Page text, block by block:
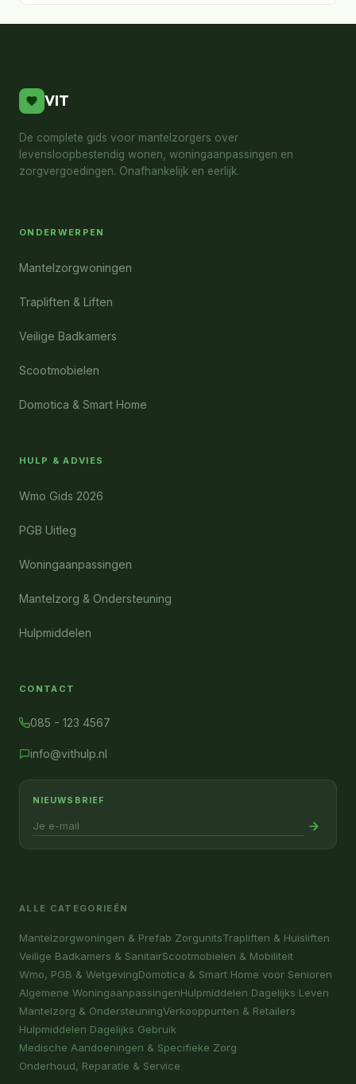
VIT
De complete gids voor mantelzorgers over
levensloopbestendig wonen, woningaanpassingen en
zorgvergoedingen. Onafhankelijk en eerlijk.
ONDERWERPEN
Mantelzorgwoningen
Trapliften & Liften
Veilige Badkamers
Scootmobielen
Domotica & Smart Home
HULP & ADVIES
Wmo Gids 2026
PGB Uitleg
Woningaanpassingen
Mantelzorg & Ondersteuning
Hulpmiddelen
CONTACT
085 - 123 4567
info@vithulp.nl
NIEUWSBRIEF
ALLE CATEGORIEËN
Mantelzorgwoningen & Prefab ZorgunitsTrapliften & Huisliften
Veilige Badkamers & SanitairScootmobielen & Mobiliteit
Wmo, PGB & WetgevingDomotica & Smart Home voor Senioren
Algemene WoningaanpassingenHulpmiddelen Dagelijks Leven
Mantelzorg & OndersteuningVerkooppunten & Retailers
Hulpmiddelen Dagelijks Gebruik
Medische Aandoeningen & Specifieke Zorg
Onderhoud, Reparatie & Service